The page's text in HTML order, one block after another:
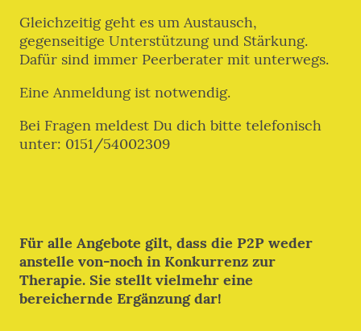
Gleichzeitig geht es um Austausch,
gegenseitige Unterstützung und Stärkung.
Dafür sind immer Peerberater mit unterwegs.
Eine Anmeldung ist notwendig.
Bei Fragen meldest Du dich bitte telefonisch
unter: 0151/54002309
Für alle Angebote gilt, dass die P2P weder
anstelle von-noch in Konkurrenz zur
Therapie. Sie stellt vielmehr eine
bereichernde Ergänzung dar!